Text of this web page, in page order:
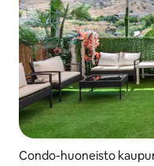
Condo-huoneisto